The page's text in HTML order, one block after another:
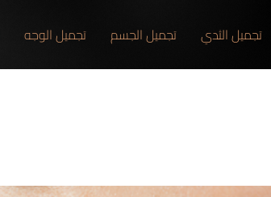
تجميل الثدي تجميل الجسم تجميل الوجه